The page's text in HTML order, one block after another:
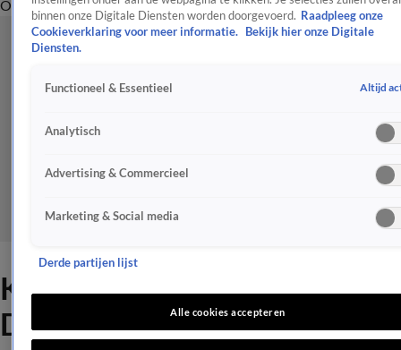
OverzichtEntertainmentSpraakmakendRealityCrimeVideo's
Kijkers helemaal dol op Henk
Dissel in Steenrijk, Straatarm
binnen onze Digitale Diensten worden doorgevoerd. Raadpleeg onze
Cookieverklaring voor meer informatie.
Bekijk hier onze Digitale
Diensten.
Functioneel & Essentieel Altijd
Analytisch
Advertising & Commercieel
Marketing & Social media
Derde partijen lijst
Alle cookies accepteren